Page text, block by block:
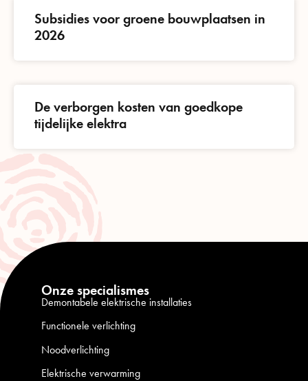
Subsidies voor groene bouwplaatsen in
2026
De verborgen kosten van goedkope
tijdelijke elektra
Onze specialismes
Demontabele elektrische installaties
Functionele verlichting
Noodverlichting
Elektrische verwarming